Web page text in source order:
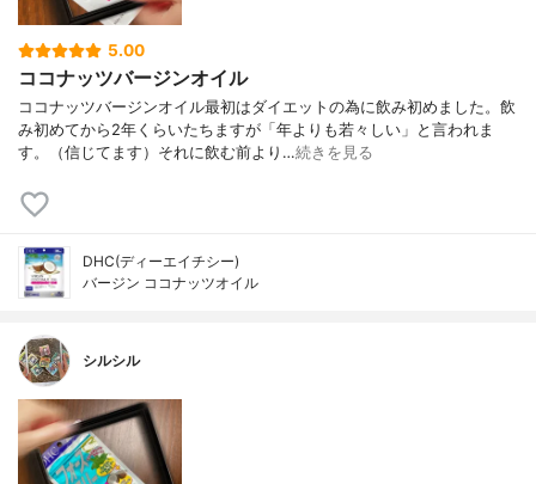
5.00
ココナッツバージンオイル
ココナッツバージンオイル最初はダイエットの為に飲み初めました。飲
み初めてから2年くらいたちますが「年よりも若々しい」と言われま
す。（信じてます）それに飲む前より…続きを見る
DHC(ディーエイチシー)
バージン ココナッツオイル
シルシル